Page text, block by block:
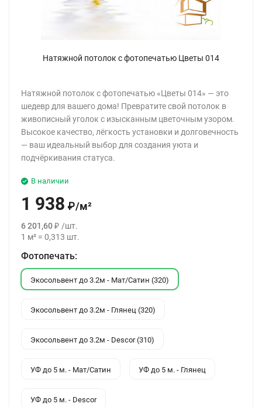
Натяжной потолок с фотопечатью Цветы 014
Натяжной потолок с фотопечатью «Цветы 014» — это
шедевр для вашего дома! Превратите свой потолок в
живописный уголок с изысканным цветочным узором.
Высокое качество, лёгкость установки и долговечность
— ваш идеальный выбор для создания уюта и
подчёркивания статуса.
В наличии
1 938 ₽/м²
6 201,60₽ /шт.
1 м² = 0,313 шт.
Фотопечать:
Экосольвент до 3.2м - Мат/Сатин (320)
Экосольвент до 3.2м - Глянец (320)
Экосольвент до 3.2м - Descor (310)
УФ до 5 м. - Мат/Сатин УФ до 5 м. - Глянец
УФ до 5 м. - Descor